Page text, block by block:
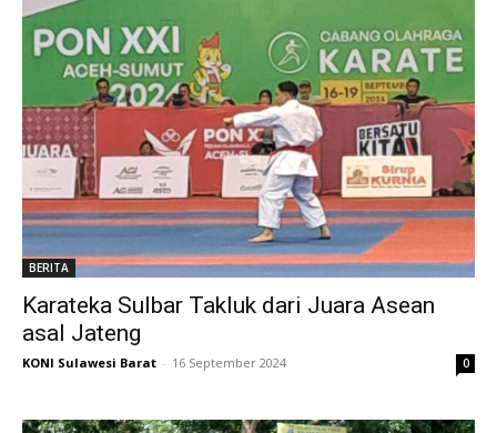
BERITA
Karateka Sulbar Takluk dari Juara Asean
asal Jateng
KONI Sulawesi Barat - 16 September 2024 0